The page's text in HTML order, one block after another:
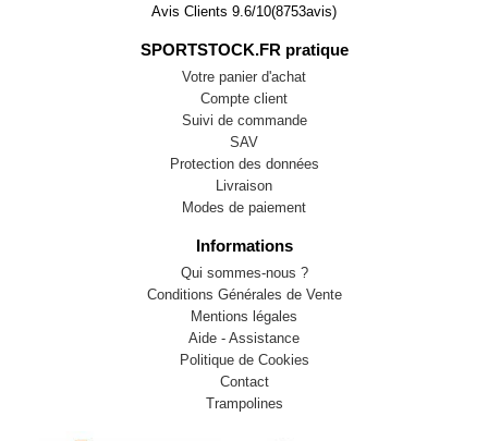
Avis Clients 9.6/10(8753avis)
SPORTSTOCK.FR pratique
Votre panier d'achat
Compte client
Suivi de commande
SAV
Protection des données
Livraison
Modes de paiement
Informations
Qui sommes-nous ?
Conditions Générales de Vente
Mentions légales
Aide - Assistance
Politique de Cookies
Contact
Trampolines